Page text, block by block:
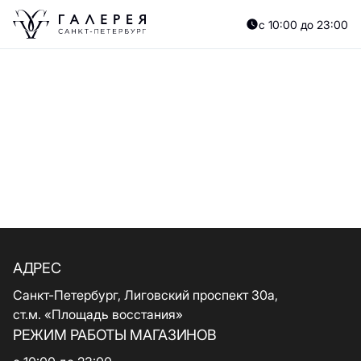
с 10:00 до 23:00
АДРЕС
Санкт-Петербург, Лиговский проспект 30а,
ст.м. «Площадь восстания»
РЕЖИМ РАБОТЫ МАГАЗИНОВ